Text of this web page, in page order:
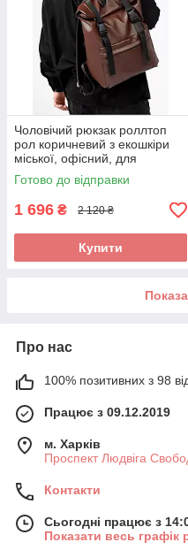
Чоловічий рюкзак роллтоп
рол коричневий з екошкіри
міської, офісний, для
ноутбука 15,6, повсякденний
Готово до відправки
1 696 ₴ 2 120 ₴
Купити
Про нас
100% позитивних з 98
Працює з 09.12.2019
м. Харків
Проспект Людвіга
Контакти
Сьогодні працює з
Показати весь графік